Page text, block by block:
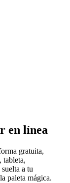
en línea
gratuita,
tableta,
a tu
paleta mágica.